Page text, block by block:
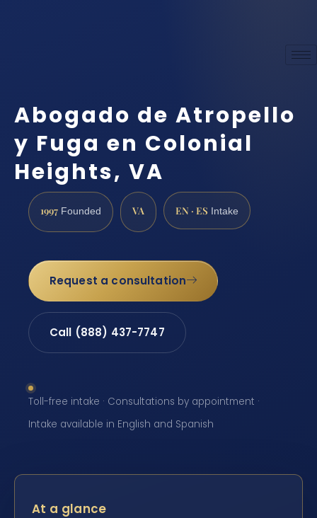
Abogado de Atropello
y Fuga en Colonial
Heights, VA
1997 Founded VA EN · ES Intake
Request a consultation
Call (888) 437-7747
Toll-free intake · Consultations by appointment ·
Intake available in English and Spanish
At a glance